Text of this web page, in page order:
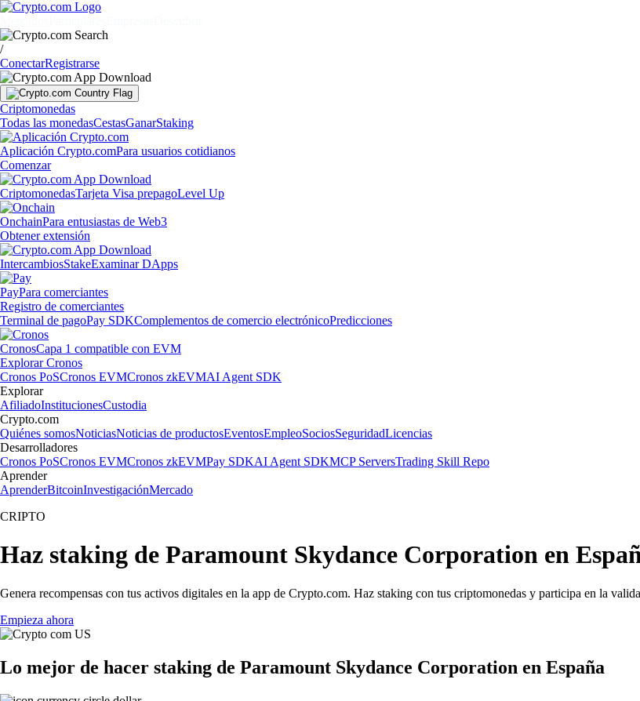
/
ConectarRegistrarse
Criptomonedas
Todas las monedasCestasGanarStaking
Aplicación Crypto.comPara usuarios cotidianos
Comenzar
CriptomonedasTarjeta Visa prepagoLevel Up
OnchainPara entusiastas de Web3
Obtener extensión
IntercambiosStakeExaminar DApps
PayPara comerciantes
Registro de comerciantes
Terminal de pagoPay SDKComplementos de comercio electrónicoPredicciones
CronosCapa 1 compatible con EVM
Explorar Cronos
Cronos PoSCronos EVMCronos zkEVMAI Agent SDK
Explorar
AfiliadoInstitucionesCustodia
Crypto.com
Quiénes somosNoticiasNoticias de productosEventosEmpleoSociosSeguridadLicencias
Desarrolladores
Cronos PoSCronos EVMCronos zkEVMPay SDKAI Agent SDKMCP ServersTrading Skill Repo
Aprender
AprenderBitcoinInvestigaciónMercado
CRIPTO
Haz staking de Paramount Skydance Corporation en
Genera recompensas con tus activos digitales en la app de Crypto.com. Haz staking con tus criptomonedas y participa en la
Empieza ahora
Lo mejor de hacer staking de Paramount Skydance Corporation en España